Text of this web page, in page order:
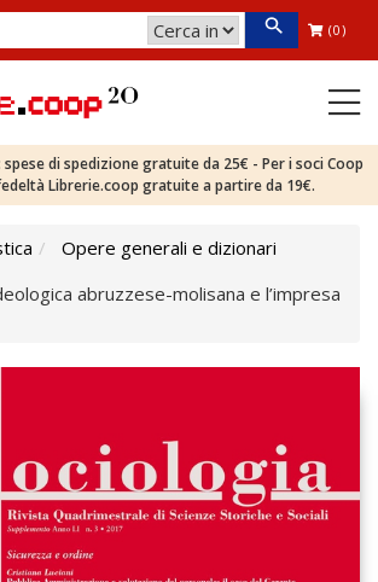
(0)
di spedizione gratuite da 25€ - Per i soci Coop
Librerie.coop gratuite a partire da 19€.
Opere generali e dizionari
abruzzese-molisana e l’impresa